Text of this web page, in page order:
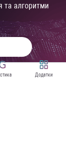
та алгоритми
Додатки